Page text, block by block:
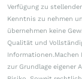
Verfügung zu
Kenntnis zu nehmen
übernehmen keine
Qualität und
zur Grundlage eigener